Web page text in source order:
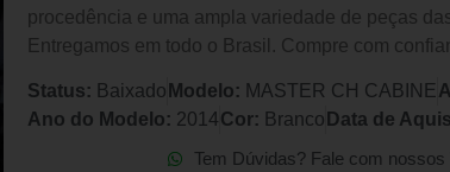
procedência e uma ampla variedade de peças
Entregamos em todo o Brasil. Compre com
Status: Baixado Modelo: MASTER CH CABINE
Ano do Modelo: 2014Cor: Branco Data de
Tem Dúvidas? Fale com nossos